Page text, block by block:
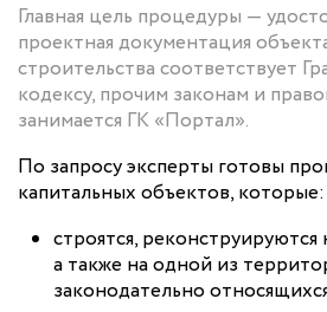
Главная цель процедуры —
проектная документация
строительства соответствует
кодексу, прочим законам и
занимается ГК «Портал».
По запросу эксперты готовы
капитальных объектов, которые:
строятся,
а также на одной из
законодательно